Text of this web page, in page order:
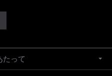
たって